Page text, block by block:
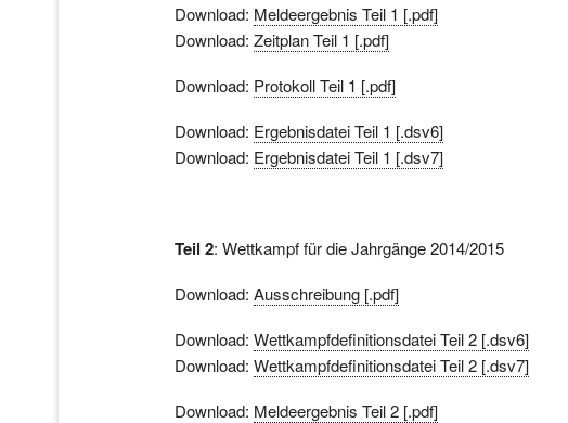
Download: Meldeergebnis Teil 1 [.pdf]
Download:Zeitplan Teil 1 [.pdf]
Download: Protokoll Teil 1 [.pdf]
Download: Ergebnisdatei Teil 1 [.dsv6]
Download: Ergebnisdatei Teil 1 [.dsv7]
Teil 2: Wettkampf für die Jahrgänge 2014/2015
Download:Ausschreibung [.pdf]
Download:Wettkampfdefinitionsdatei Teil 2 [.dsv6]
Download:Wettkampfdefinitionsdatei Teil 2 [.dsv7]
Download: Meldeergebnis Teil 2 [.pdf]